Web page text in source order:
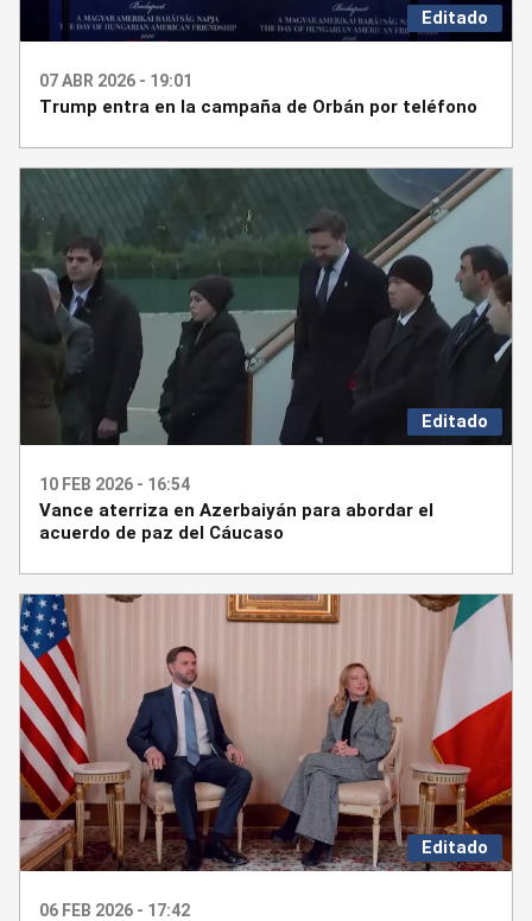
Editado
07 ABR 2026 - 19:01
Trump entra en la campaña de Orbán por teléfono
Editado
10 FEB 2026 - 16:54
Vance aterriza en Azerbaiyán para abordar el
acuerdo de paz del Cáucaso
Editado
06 FEB 2026 - 17:42